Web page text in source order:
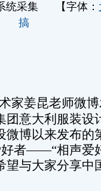
统采集 【字体：
搞
家姜昆老师微
团意大利服装设
微博以来发布的
者――“相声爱
望与大家分享中